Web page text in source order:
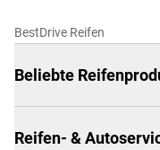
BestDrive Reifen
Beliebte
Reifen- &